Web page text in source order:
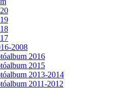
2008
2016
2015
2013-2014
2011-2012